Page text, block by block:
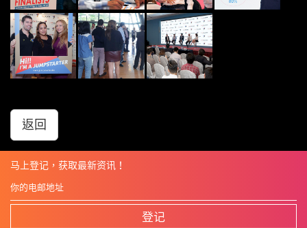
返回
马上登记，获取最新资讯！
登记